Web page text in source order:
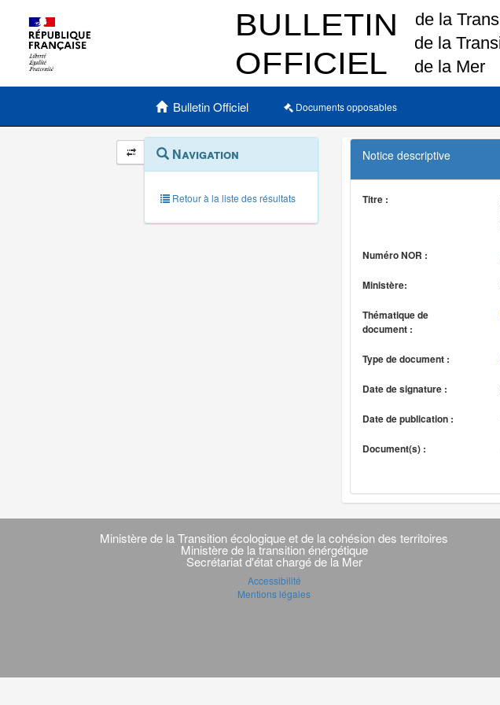
Menu principal
Bulletin Officiel Documents opposables
Navigation
et
outils
annexes
Menu
contextuel
Navigation
Retour à la liste des résultats
Notice descriptive
Titre :
Numéro NOR :
Ministère:
Thématique de
document :
Type de document :
Date de signature :
Date de publication :
Document(s) :
Navigation
transverseMinistère de la Transition écologique et de la cohésion des territoires
Ministère de la transition énérgétique
Secrétariat d'état chargé de la Mer
Accessibilité
Mentions légales